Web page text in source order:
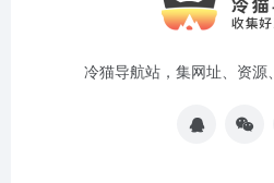
冷猫导航站，集网址、资源